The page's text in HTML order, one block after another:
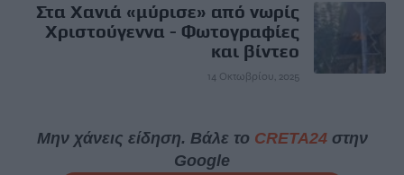
Στα Χανιά «μύρισε» από νωρίς
Χριστούγεννα - Φωτογραφίες
και βίντεο
14 Οκτωβρίου, 2025
Μην χάνεις είδηση. Βάλε το CRETA24στην
Google